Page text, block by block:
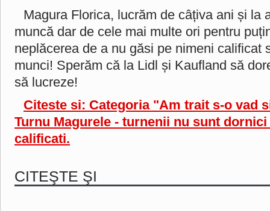
Magura Florica, lucrăm de câțiva ani și la
muncă dar de cele mai multe ori pentru
neplăcerea de a nu găsi pe nimeni calificat
munci! Sperăm că la Lidl și Kaufland să
să lucreze!
Citeste si: Categoria "Am trait s-o vad
Turnu Magurele - turnenii nu sunt
calificati.
CITEŞTE ŞI